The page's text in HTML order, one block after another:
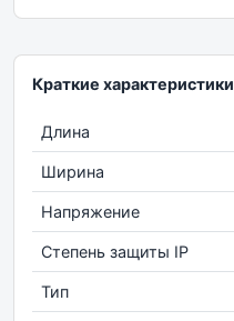
Краткие характеристики
Длина
Ширина
Напряжение
Степень защиты IP
Тип